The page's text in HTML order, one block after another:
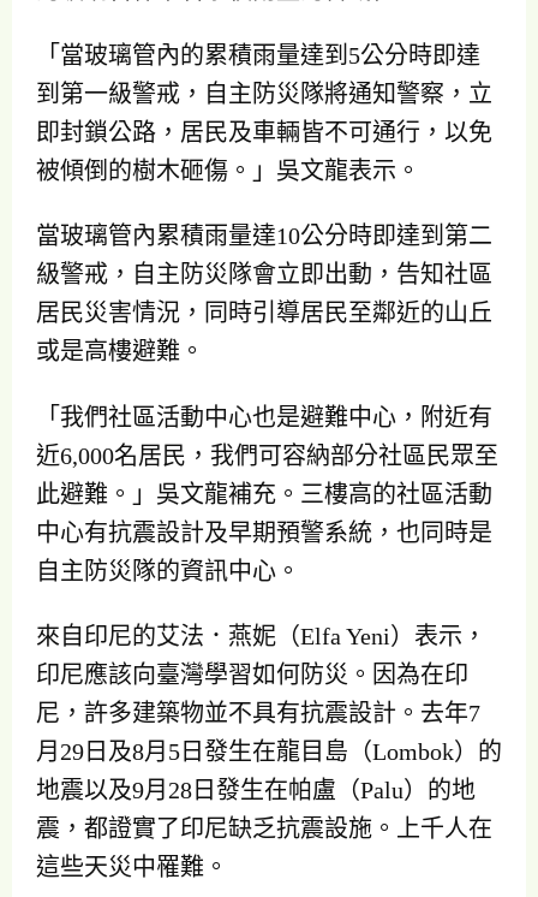
「當玻璃管內的累積雨量達到5公分時即達
到第一級警戒，自主防災隊將通知警察，立
即封鎖公路，居民及車輛皆不可通行，以免
被傾倒的樹木砸傷。」吳文龍表示。
當玻璃管內累積雨量達10公分時即達到第二
級警戒，自主防災隊會立即出動，告知社區
居民災害情況，同時引導居民至鄰近的山丘
或是高樓避難。
「我們社區活動中心也是避難中心，附近有
近6,000名居民，我們可容納部分社區民眾至
此避難。」吳文龍補充。三樓高的社區活動
中心有抗震設計及早期預警系統，也同時是
自主防災隊的資訊中心。
來自印尼的艾法．燕妮（Elfa Yeni）表示，
印尼應該向臺灣學習如何防災。因為在印
尼，許多建築物並不具有抗震設計。去年7
月29日及8月5日發生在龍目島（Lombok）的
地震以及9月28日發生在帕盧（Palu）的地
震，都證實了印尼缺乏抗震設施。上千人在
這些天災中罹難。